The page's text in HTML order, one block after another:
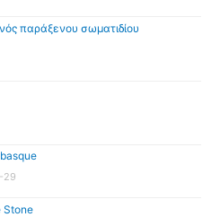
παράξενου σωματιδίου
29
Stone